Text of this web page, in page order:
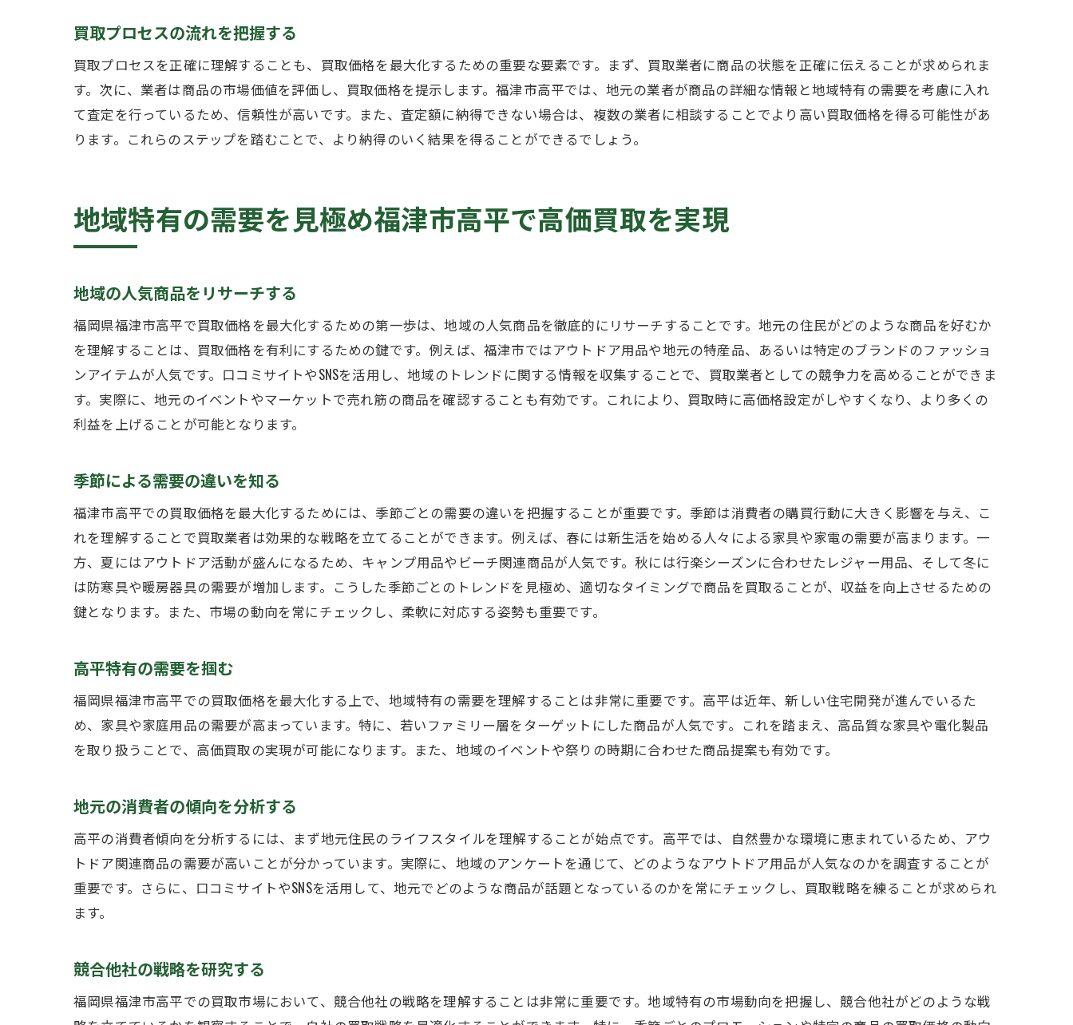
トレンドと需要の相関を理解する
福津市高平で買取価格を最大化するための最適な売却タイミング
市場の動きをタイミングに活かす
売却前の準備ステップ
地元経済の動向を考慮する
需要と供給のバランスを読む
価格変動要素を見極める
業界の動向を先取りする
買取プロセスの流れを把握する
買取プロセスを正確に理解することも、買取価格を最大化するための重要な要素です。まず、買取業者に商品の状態を正確に伝えることが求められま
す。次に、業者は商品の市場価値を評価し、買取価格を提示します。福津市高平では、地元の業者が商品の詳細な情報と地域特有の需要を考慮に入れ
て査定を行っているため、信頼性が高いです。また、査定額に納得できない場合は、複数の業者に相談することでより高い買取価格を得る可能性があ
ります。これらのステップを踏むことで、より納得のいく結果を得ることができるでしょう。
地域特有の需要を見極め福津市高平で高価買取を実現
地域の人気商品をリサーチする
福岡県福津市高平で買取価格を最大化するための第一歩は、地域の人気商品を徹底的にリサーチすることです。地元の住民がどのような商品を好むか
を理解することは、買取価格を有利にするための鍵です。例えば、福津市ではアウトドア用品や地元の特産品、あるいは特定のブランドのファッショ
ンアイテムが人気です。口コミサイトやSNSを活用し、地域のトレンドに関する情報を収集することで、買取業者としての競争力を高めることができま
す。実際に、地元のイベントやマーケットで売れ筋の商品を確認することも有効です。これにより、買取時に高価格設定がしやすくなり、より多くの
利益を上げることが可能となります。
季節による需要の違いを知る
福津市高平での買取価格を最大化するためには、季節ごとの需要の違いを把握することが重要です。季節は消費者の購買行動に大きく影響を与え、こ
れを理解することで買取業者は効果的な戦略を立てることができます。例えば、春には新生活を始める人々による家具や家電の需要が高まります。一
方、夏にはアウトドア活動が盛んになるため、キャンプ用品やビーチ関連商品が人気です。秋には行楽シーズンに合わせたレジャー用品、そして冬に
は防寒具や暖房器具の需要が増加します。こうした季節ごとのトレンドを見極め、適切なタイミングで商品を買取ることが、収益を向上させるための
鍵となります。また、市場の動向を常にチェックし、柔軟に対応する姿勢も重要です。
高平特有の需要を掴む
福岡県福津市高平での買取価格を最大化する上で、地域特有の需要を理解することは非常に重要です。高平は近年、新しい住宅開発が進んでいるた
め、家具や家庭用品の需要が高まっています。特に、若いファミリー層をターゲットにした商品が人気です。これを踏まえ、高品質な家具や電化製品
を取り扱うことで、高価買取の実現が可能になります。また、地域のイベントや祭りの時期に合わせた商品提案も有効です。
地元の消費者の傾向を分析する
高平の消費者傾向を分析するには、まず地元住民のライフスタイルを理解することが始点です。高平では、自然豊かな環境に恵まれているため、アウ
トドア関連商品の需要が高いことが分かっています。実際に、地域のアンケートを通じて、どのようなアウトドア用品が人気なのかを調査することが
重要です。さらに、口コミサイトやSNSを活用して、地元でどのような商品が話題となっているのかを常にチェックし、買取戦略を練ることが求められ
ます。
競合他社の戦略を研究する
福岡県福津市高平での買取市場において、競合他社の戦略を理解することは非常に重要です。地域特有の市場動向を把握し、競合他社がどのような戦